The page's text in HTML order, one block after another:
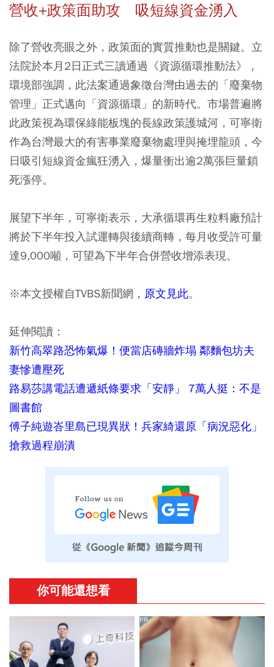
營收+政策面助攻 吸短線資金湧入
除了營收亮眼之外，政策面的實質推動也是關鍵。立
法院於本月2日正式三讀通過《資源循環推動法》，
環境部強調，此法案通過象徵台灣由過去的「廢棄物
管理」正式邁向「資源循環」的新時代。市場普遍將
此政策視為環保綠能板塊的長線政策護城河，可寧衛
作為台灣最大的有害事業廢棄物處理與掩埋龍頭，今
日吸引短線資金瘋狂湧入，爆量衝出逾2萬張巨量鎖
死漲停。
展望下半年，可寧衛表示，大承循環再生粒料廠預計
將於下半年投入試運轉與後續商轉，每月收受許可量
達9,000噸，可望為下半年合併營收增添表現。
※本文授權自TVBS新聞網， 原文見此。
延伸閱讀：
新竹高翠路恐怖氣爆！便當店磚牆炸塌 鄰麵包坊夫
妻慘遭壓死
路易莎講電話遭遞紙條要求「安靜」 7萬人挺：不是
圖書館
傅子純遊峇里島已現異狀！兵家綺還原「病況惡化」
搶救過程崩潰